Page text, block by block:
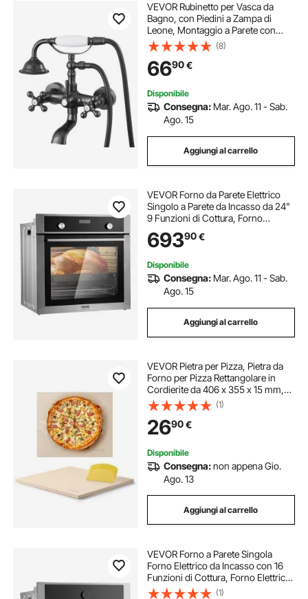
VEVOR Rubinetto per Vasca da
Bagno, con Piedini a Zampa di
Leone, Montaggio a Parete con
Doccetta, con Bracci Girevoli
Regolabili e Beccuccio Girevole,
Bronzo Lucidato a Olio Vintage
(8)
6690€
Disponibile
Consegna: Mar. Ago. 11 - Sab.
Ago. 15
Aggiungi al carrello
VEVOR Forno da Parete Elettrico
Singolo a Parete da Incasso da 24"
9 Funzioni di Cottura, Forno
Elettrico a Parete Riscaldamento
max. 200°C, Forno Elettrico 3550
69390€
Disponibile
Consegna: Mar. Ago. 11 - Sab.
Ago. 15
Aggiungi al carrello
VEVOR Pietra per Pizza, Pietra da
Forno per Pizza Rettangolare in
Cordierite da 406 x 355 x 15 mm,
con Raschietto, Cordierite
Resistente al Calore, per Forno da
Cucina, Cottura di Pane
(1)
2690€
Disponibile
Consegna:non appena Gio.
Ago. 13
Aggiungi al carrello
VEVOR Forno a Parete Singola
Forno Elettrico da Incasso con 16
Funzioni di Cottura, Forno Elettrico
a Parete Riscaldamento max.
(1)